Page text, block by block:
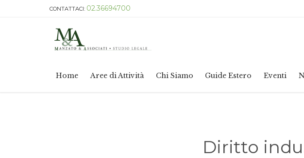
CONTATTACI: 02.36694700
Home Aree di Attività Chi Siamo Guide Estero Eventi
Diritto